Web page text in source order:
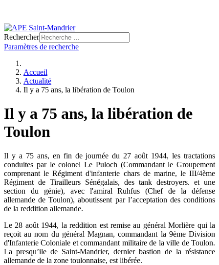
Rechercher
Paramètres de recherche
Accueil
Actualité
Il y a 75 ans, la libération de Toulon
Il y a 75 ans, la libération de
Toulon
Il y a 75 ans, en fin de journée du 27 août 1944, les tractations
conduites par le colonel Le Puloch (Commandant le Groupement
comprenant le Régiment d'infanterie chars de marine, le III/4ème
Régiment de Tirailleurs Sénégalais, des tank destroyers. et une
section du génie), avec l'amiral Ruhfus (Chef de la défense
allemande de Toulon), aboutissent par l’acceptation des conditions
de la reddition allemande.
Le 28 août 1944, la reddition est remise au général Morlière qui la
reçoit au nom du général Magnan, commandant la 9ème Division
d'Infanterie Coloniale et commandant militaire de la ville de Toulon.
La presqu’ile de Saint-Mandrier, dernier bastion de la résistance
allemande de la zone toulonnaise, est libérée.